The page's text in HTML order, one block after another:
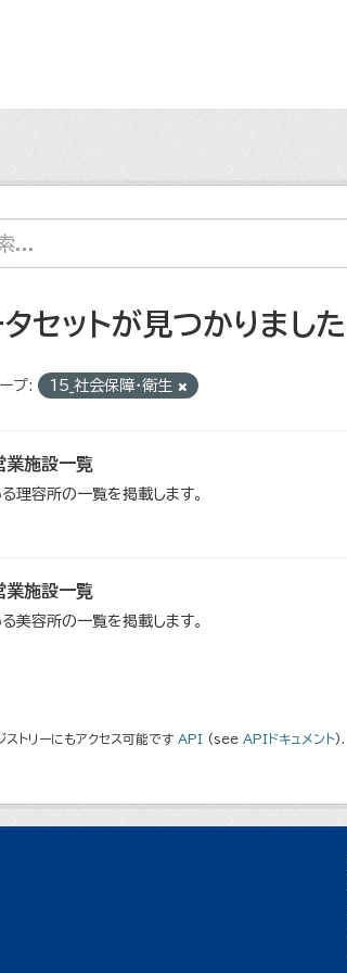
セットが見つかりました
プ: 15_社会保障・衛生
業施設一覧
理容所の一覧を掲載します。
業施設一覧
美容所の一覧を掲載します。
トリーにもアクセス可能です API (see APIドキュメント).